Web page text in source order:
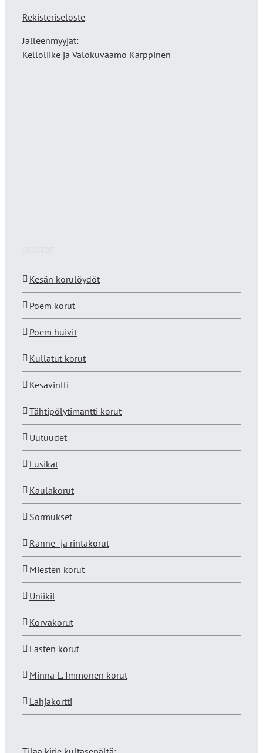
Rekisteriseloste
Jälleenmyyjät:
Kelloliike ja Valokuvaamo Karppinen
Kesän korulöydöt
Poem korut
Poem huivit
Kullatut korut
Kesävintti
Tähtipölytimantti korut
Uutuudet
Lusikat
Kaulakorut
Sormukset
Ranne- ja rintakorut
Miesten korut
Uniikit
Korvakorut
Lasten korut
Minna L. Immonen korut
Lahjakortti